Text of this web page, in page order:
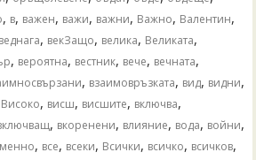
, в, важен, важи, важни, Важно, Валентин,
веднага, векЗащо, велика, Великата,
, вероятна, вестник, вече, вечната,
, взаимовръзката, вид, видни,
Високо, висш, висшите, включва,
, вкоренени, влияние, вода, войни,
, все, всеки, Всички, всичко, всичков,